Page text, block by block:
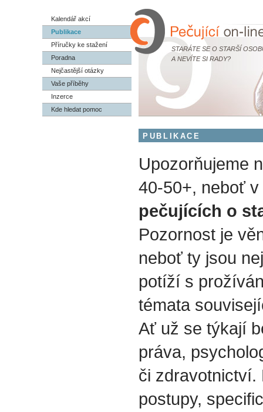
STARÁTE SE O STARŠÍ
A NEVÍTE SI RADY?
Kalendář akcí
Publikace
Příručky ke stažení
Poradna
Nejčastější otázky
Vaše příběhy
Inzerce
Kde hledat pomoc
PUBLIKACE
Upozorňujeme
40-50+, neboť
pečujících o
Pozornost je
neboť ty jsou
potíží s
témata
Ať už se týkají
práva,
či zdravotnictví.
postupy,